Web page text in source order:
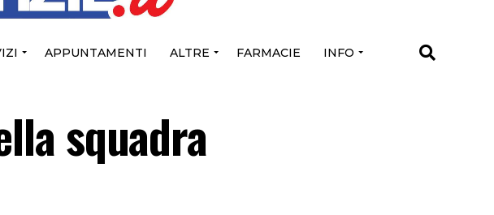
APPUNTAMENTI ALTRE FARMACIE INFO
squadra